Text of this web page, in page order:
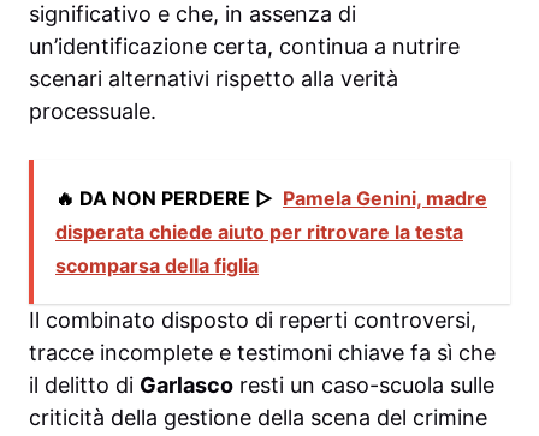
significativo e che, in assenza di
un’identificazione certa, continua a nutrire
scenari alternativi rispetto alla verità
processuale.
🔥 DA NON PERDERE ▷ Pamela Genini, madre
disperata chiede aiuto per ritrovare la testa
scomparsa della figlia
Il combinato disposto di reperti controversi,
tracce incomplete e testimoni chiave fa sì che
il delitto di Garlasco resti un caso-scuola sulle
criticità della gestione della scena del crimine